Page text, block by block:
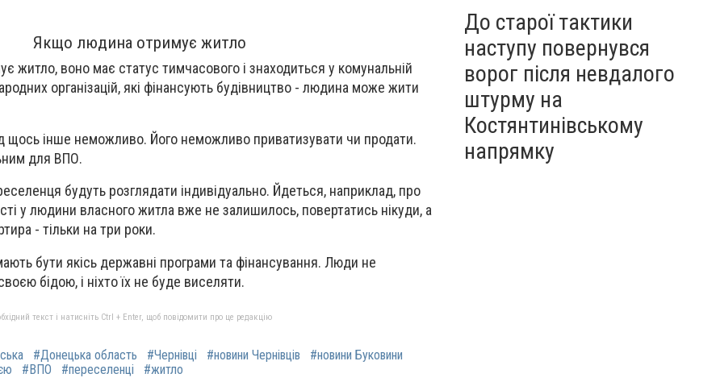
Якщо людина отримує житло
житло, воно має статус тимчасового і знаходиться у комунальній
організацій, які фінансують будівництво - людина може жити
щось інше неможливо. Його неможливо приватизувати чи продати.
для ВПО.
будуть розглядати індивідуально. Йдеться, наприклад, про
у людини власного житла вже не залишилось, повертатись нікуди, а
- тільки на три роки.
бути якісь державні програми та фінансування. Люди не
бідою, і ніхто їх не буде виселяти.
текст і натисніть Ctrl + Enter, щоб повідомити про це редакцію
#Донецька область #Чернівці #новини Чернівців
#новини Буковини
#ВПО #переселенці #житло
До старої тактики
наступу повернувся
ворог після невдалого
штурму на
Костянтинівському
напрямку